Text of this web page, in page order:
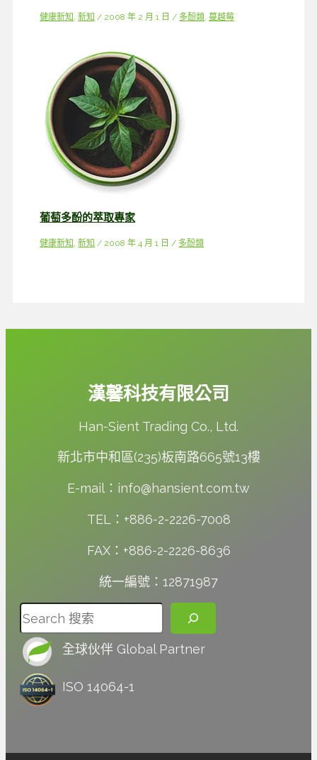
健康新知 ,新知 / 2008 年 2 月 1 日/ 多酚類, 蔓越莓
葡萄多酚的萃取專家
健康新知 ,新知 / 2008 年 4 月 1 日/ 多酚類
漢馨科技有限公司
Han-Sient Trading Co., Ltd.
新北市中和區(235)板南路665號13樓
E-mail：info@hansient.com.tw
TEL：+886-2-2226-7008
FAX：+886-2-2226-8636
統一編號：12871987
全球伙伴 Global Partner
ISO 14064-1